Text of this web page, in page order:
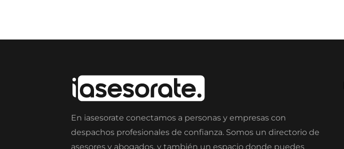
En iasesorate conectamos a personas y empresas con
despachos profesionales de confianza. Somos un directorio de
asesores y abogados, y también un espacio donde puedes